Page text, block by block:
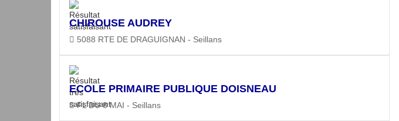
CHIROUSE AUDREY
5088 RTE DE DRAGUIGNAN - Seillans
ECOLE PRIMAIRE PUBLIQUE DOISNEAU
PL DU 8 MAI - Seillans